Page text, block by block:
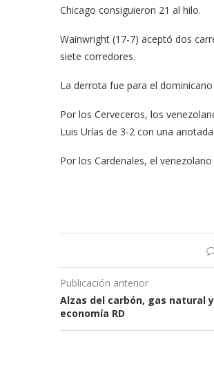
Chicago consiguieron 21 al hilo.
Wainwright (17-7) aceptó dos
siete corredores.
La derrota fue para el dominicano
Por los Cerveceros, los
Luis Urías de 3-2 con una
Por los Cardenales, el
Publicación anterior
Alzas del carbón, gas natural
economía RD